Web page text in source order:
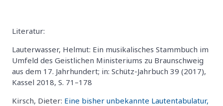
Literatur:
Lauterwasser, Helmut: Ein musikalisches Stammbuch im
Umfeld des Geistlichen Ministeriums zu Braunschweig
aus dem 17. Jahrhundert; in: Schütz-Jahrbuch 39 (2017),
Kassel 2018, S. 71–178
Kirsch, Dieter: Eine bisher unbekannte Lautentabulatur,